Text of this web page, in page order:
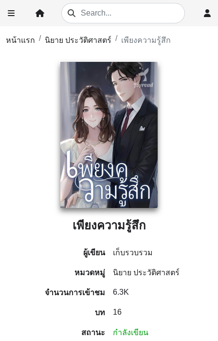
หน้าแรก นิยาย ประวัติศาสตร์ เพียงความรู้สึก
เพียงความรู้สึก
ผู้เขียน เก็บรวบรวม
หมวดหมู่ นิยาย ประวัติศาสตร์
จำนวนการเข้าชม 6.3K
บท 16
สถานะ กำลังเขียน